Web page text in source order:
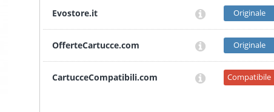
Evostore.it Originale
OfferteCartucce.com Originale
CartucceCompatibili.com Compatibile